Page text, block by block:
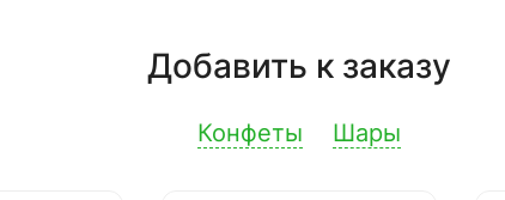
Добавить к заказу
Конфеты Шары